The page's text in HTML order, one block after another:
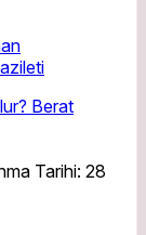
Berat
Tarihi: 28